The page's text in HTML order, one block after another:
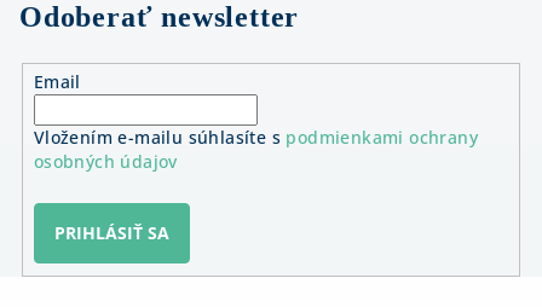
Odoberať newsletter
Email
Vložením e-mailu súhlasíte s podmienkami ochrany
osobných údajov
PRIHLÁSIŤ SA